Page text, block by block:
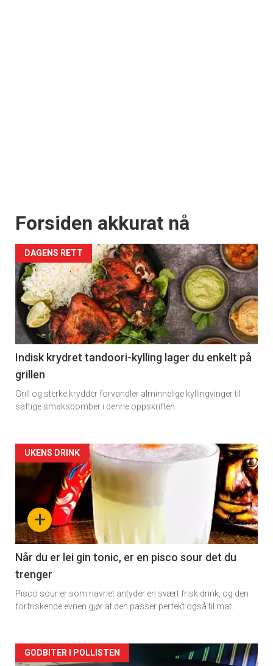
Forsiden akkurat nå
DAGENS RETT
Indisk krydret tandoori-kylling lager du enkelt på
grillen
Grill og sterke krydder forvandler alminnelige kyllingvinger til
saftige smaksbomber i denne oppskriften.
Forsiden
akkurat
nå
-
2
+
UKENS DRINK
Når du er lei gin tonic, er en pisco sour det du
trenger
Pisco sour er som navnet antyder en svært frisk drink, og den
forfriskende evnen gjør at den passer perfekt også til mat.
Forsiden
GODBITER I POLLISTEN